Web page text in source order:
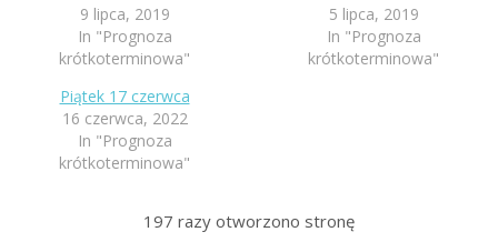
9 lipca, 2019
In "Prognoza
krótkoterminowa"
5 lipca, 2019
In "Prognoza
krótkoterminowa"
Piątek 17 czerwca
16 czerwca, 2022
In "Prognoza
krótkoterminowa"
197 razy otworzono stronę